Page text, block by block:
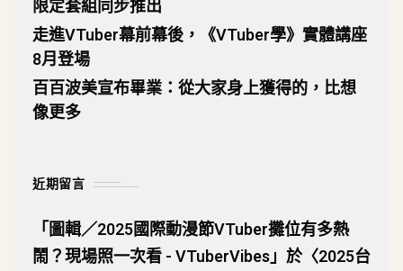
限定套組同步推出
走進VTuber幕前幕後，《VTuber學》實體講座
8月登場
百百波美宣布畢業：從大家身上獲得的，比想
像更多
近期留言
「圖輯／2025國際動漫節VTuber攤位有多熱
鬧？現場照一次看 - VTuberVibes」於〈2025台